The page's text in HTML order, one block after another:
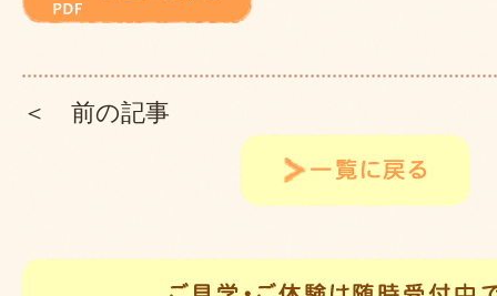
＜ 前の記事